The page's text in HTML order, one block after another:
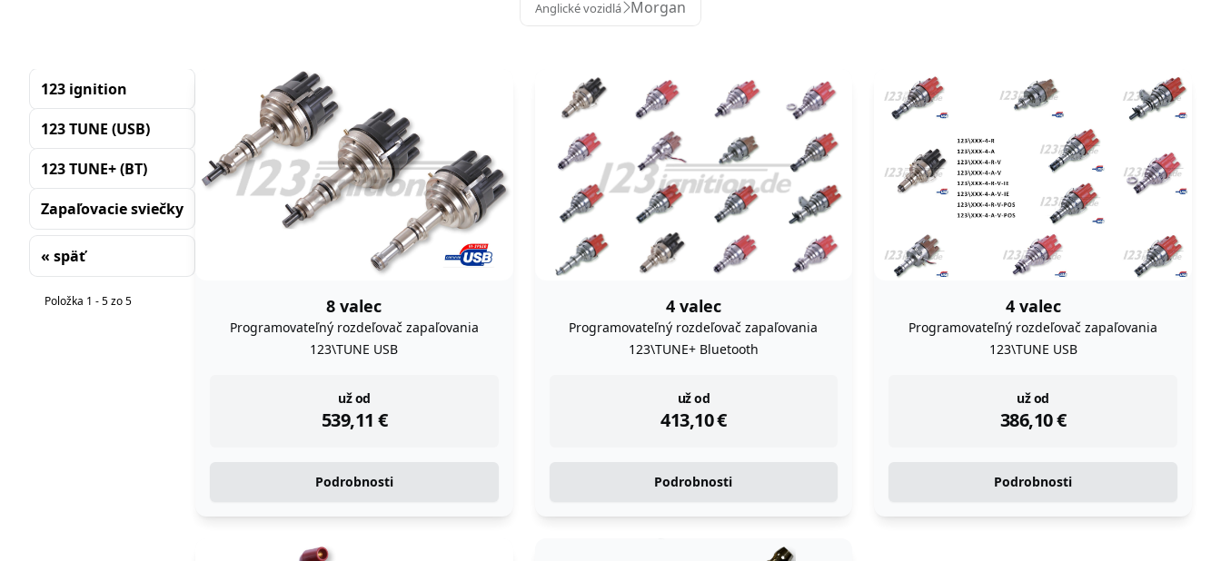
Anglické vozidlá Morgan
123 ignition
123 TUNE (USB)
123 TUNE+ (BT)
Zapaľovacie sviečky
« späť
Triedenie
Položka 1 - 5 zo 5 8 valec
Programovateľný rozdeľovač zapaľovania
123\TUNE USB
už od
539,11 €
instock
Podrobnosti
4 valec
Programovateľný rozdeľovač zapaľovania
123\TUNE+ Bluetooth
už od
413,10€
instock
Podrobnosti
4 valec
Programovateľný rozdeľovač zapaľovania
123\TUNE USB
už od
386,10€
instock
Podrobnosti